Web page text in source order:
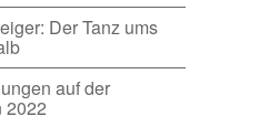
Der Tanz ums
auf der
2022